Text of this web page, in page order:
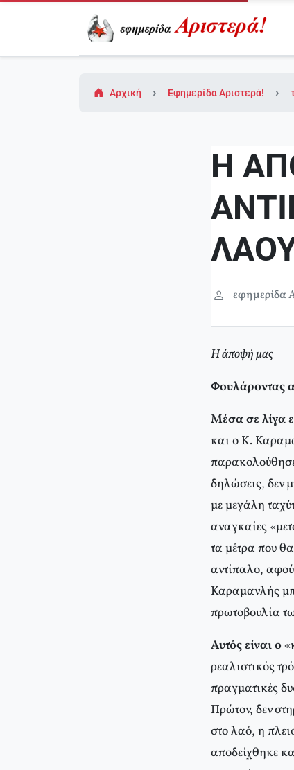
Αρχική Εφημερίδα Αριστερά!
Η
εφημερίδα
Η άποψή μας
Φουλάροντας
Μέσα σε λίγα
και ο Κ.
παρακολούθησε
δηλώσεις, δεν
με μεγάλη
αναγκαίες
τα μέτρα που
αντίπαλο,
Καραμανλής
πρωτοβουλία
Αυτός είναι ο
ρεαλιστικός
πραγματικές
Πρώτον, δεν
στο λαό, η
αποδείχθηκε